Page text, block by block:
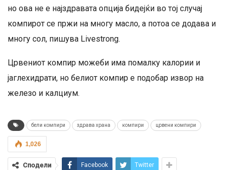
но ова не е најздравата опција бидејќи во тој случај
компирот се пржи на многу масло, а потоа се додава и
многу сол, пишува Livestrong.
Црвениот компир можеби има помалку калории и
јаглехидрати, но белиот компир е подобар извор на
железо и калциум.
бели компири здрава храна компири црвени компири
1,026
Сподели Facebook Twitter